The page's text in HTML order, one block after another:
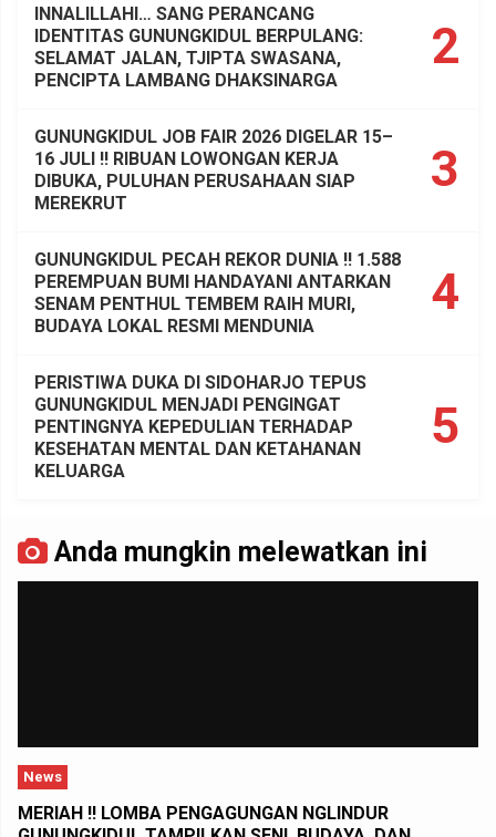
2
INNALILLAHI… SANG PERANCANG
IDENTITAS GUNUNGKIDUL BERPULANG:
SELAMAT JALAN, TJIPTA SWASANA,
PENCIPTA LAMBANG DHAKSINARGA
3
GUNUNGKIDUL JOB FAIR 2026 DIGELAR 15–
16 JULI !! RIBUAN LOWONGAN KERJA
DIBUKA, PULUHAN PERUSAHAAN SIAP
MEREKRUT
4
GUNUNGKIDUL PECAH REKOR DUNIA !! 1.588
PEREMPUAN BUMI HANDAYANI ANTARKAN
SENAM PENTHUL TEMBEM RAIH MURI,
BUDAYA LOKAL RESMI MENDUNIA
5
PERISTIWA DUKA DI SIDOHARJO TEPUS
GUNUNGKIDUL MENJADI PENGINGAT
PENTINGNYA KEPEDULIAN TERHADAP
KESEHATAN MENTAL DAN KETAHANAN
KELUARGA
Anda mungkin melewatkan ini
News
MERIAH !! LOMBA PENGAGUNGAN NGLINDUR